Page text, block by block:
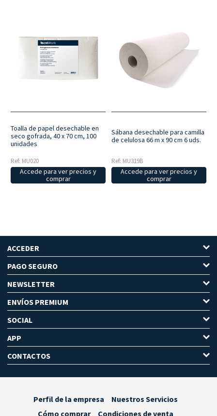
Toalla de papel desechable en
seco gofrada, 40 x 70 cm, 100
unidades
Ref: MU020
Accede para ver precios y
comprar
Sábana desechable para camilla
de celulosa 66 m x 90 cm 6 uds.
Ref: MU319B
Accede para ver precios y
comprar
ACCEDER
PAGO SEGURO
NEWSLETTER
ENVÍOS PREMIUM
SOCIAL
APP
CONTACTOS
Perfil de la empresa
Nuestros Servicios
Cómo comprar
Condiciones de venta